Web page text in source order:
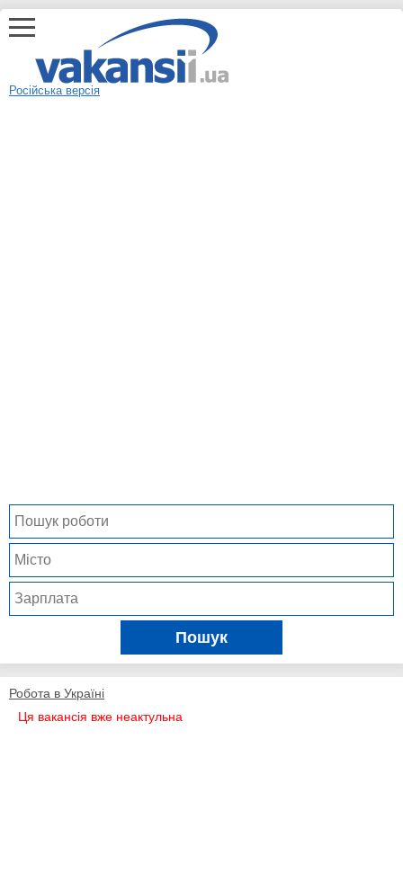
Російська версія
Пошук
Робота в Україні
Ця вакансія вже неактульна